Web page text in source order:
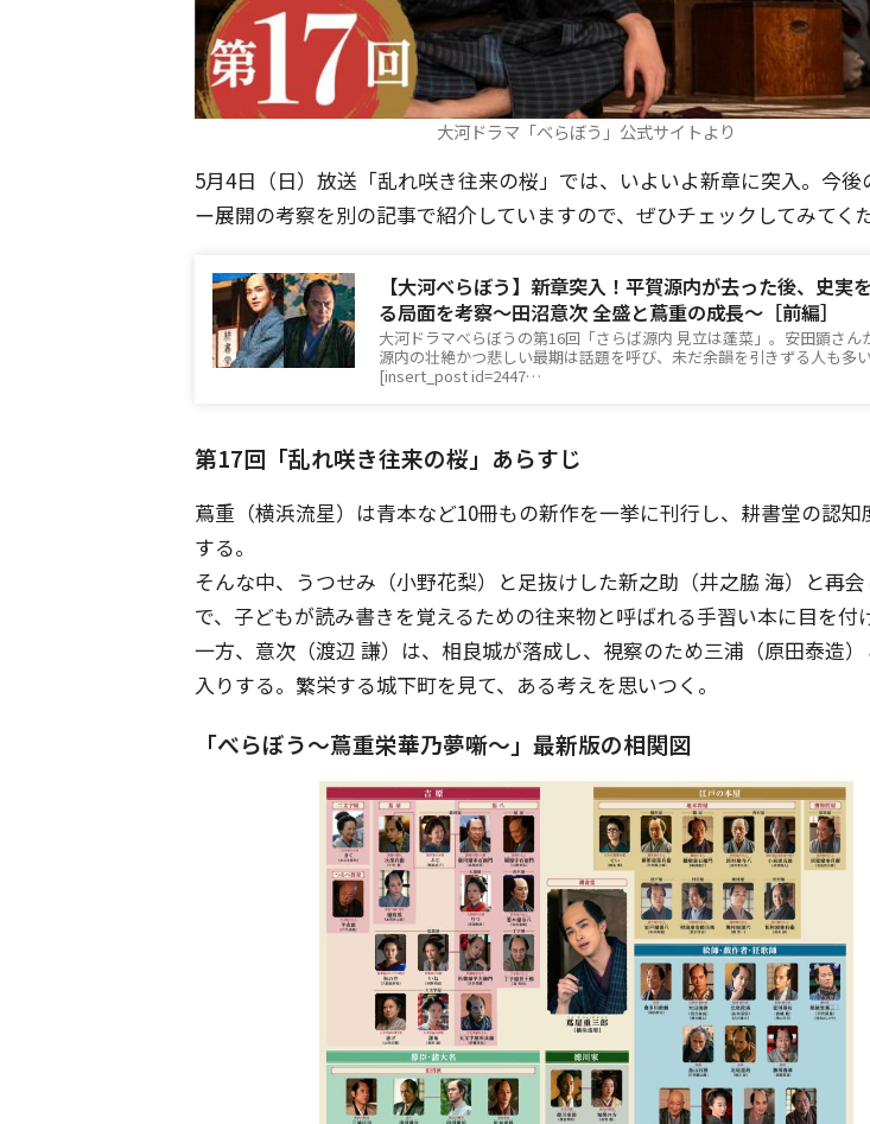
大河ドラマ「べらぼう」公式サイトより
5月4日（日）放送「乱れ咲き往来の桜」では、いよいよ新章に突入。今後
ー展開の考察を別の記事で紹介していますので、ぜひチェックしてみてく
【大河べらぼう】新章突入！平賀源内が去った後、史実
る局面を考察〜田沼意次 全盛と蔦重の成長〜［前編］
大河ドラマべらぼうの第16回「さらば源内 見立は蓬菜」。安田顕さん
源内の壮絶かつ悲しい最期は話題を呼び、未だ余韻を引きずる人も多い
[insert_post id=2447…
第17回「乱れ咲き往来の桜」あらすじ
蔦重（横浜流星）は青本など10冊もの新作を一挙に刊行し、耕書堂の認知
する。
そんな中、うつせみ（小野花梨）と足抜けした新之助（井之脇 海）と再
で、子どもが読み書きを覚えるための往来物と呼ばれる手習い本に目を付
一方、意次（渡辺 謙）は、相良城が落成し、視察のため三浦（原田泰造
入りする。繁栄する城下町を見て、ある考えを思いつく。
「べらぼう〜蔦重栄華乃夢噺〜」最新版の相関図